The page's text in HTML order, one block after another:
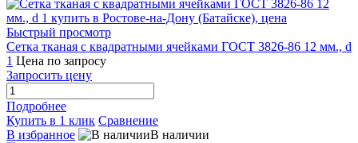
Быстрый просмотр
Сетка тканая с квадратными ячейками ГОСТ 3826-86 12 мм., d
1 Цена по запросу
Запросить цену
Подробнее
Купить в 1 клик Сравнение
В избранное
В наличии